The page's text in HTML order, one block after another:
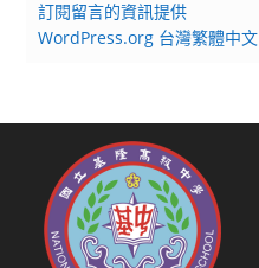
訂閱留言的資訊提供
WordPress.org 台灣繁體中文